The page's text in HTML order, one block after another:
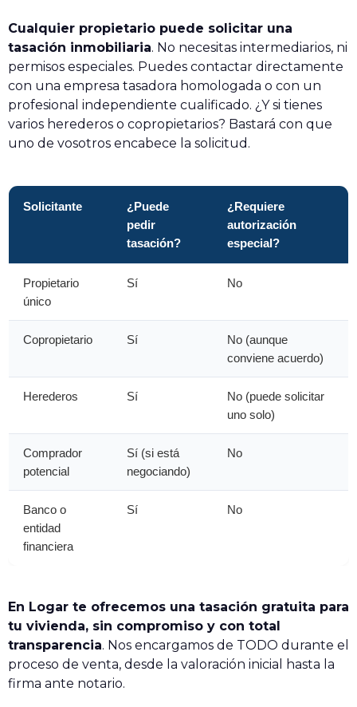
Cualquier propietario puede solicitar una
tasación inmobiliaria. No necesitas intermediarios, ni
permisos especiales. Puedes contactar directamente
con una empresa tasadora homologada o con un
profesional independiente cualificado. ¿Y si tienes
varios herederos o copropietarios? Bastará con que
uno de vosotros encabece la solicitud.
Solicitante
¿Puede
pedir
tasación?
¿Requiere
autorización
especial?
Propietario
único
Sí No
Copropietario Sí
No (aunque
conviene acuerdo)
Herederos Sí
No (puede solicitar
uno solo)
Comprador
potencial
Sí (si está
negociando)
No
Banco o
entidad
financiera
Sí No
En Logar te ofrecemos una tasación gratuita para
tu vivienda, sin compromiso y con total
transparencia. Nos encargamos de TODO durante el
proceso de venta, desde la valoración inicial hasta la
firma ante notario.